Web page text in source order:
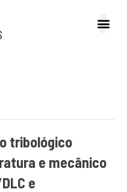
tribológico
e mecânico
e